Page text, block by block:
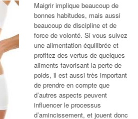
Maigrir implique beaucoup de
bonnes habitudes, mais aussi
beaucoup de discipline et de
force de volonté. Si vous suivez
une alimentation équilibrée et
profitez des vertus de quelques
aliments favorisant la perte de
poids, il est aussi très important
de prendre en compte que
d’autres aspects peuvent
influencer le processus
d’amincissement, et jouent donc